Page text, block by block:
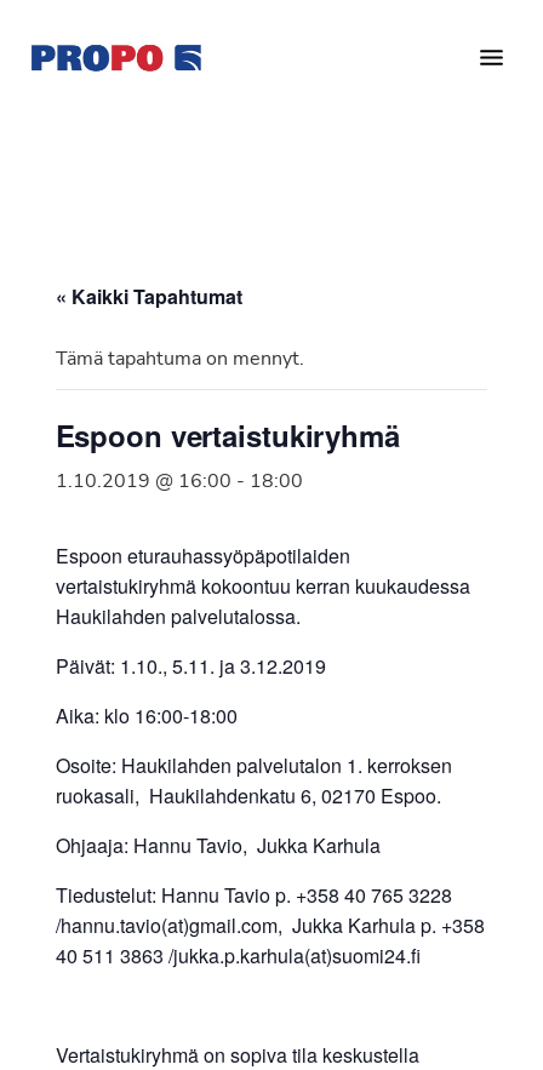
pääsisältöön
alatunnisteeseen
Ry
vuonna
Suomen
« Kaikki Tapahtumat
Tämä tapahtuma on mennyt.
Espoon vertaistukiryhmä
1.10.2019 @ 16:00 - 18:00
Espoon eturauhassyöpäpotilaiden
vertaistukiryhmä kokoontuu kerran kuukaudessa
Haukilahden palvelutalossa.
Päivät: 1.10., 5.11. ja 3.12.2019
Aika: klo 16:00-18:00
Osoite: Haukilahden palvelutalon 1. kerroksen
ruokasali, Haukilahdenkatu 6, 02170 Espoo.
Ohjaaja: Hannu Tavio, Jukka Karhula
Tiedustelut: Hannu Tavio p. +358 40 765 3228
/hannu.tavio(at)gmail.com, Jukka Karhula p. +358
40 511 3863 /jukka.p.karhula(at)suomi24.fi
Vertaistukiryhmä on sopiva tila keskustella